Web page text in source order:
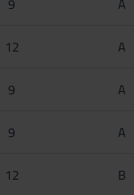
9 A
12 A
9 A
9 A
12 B